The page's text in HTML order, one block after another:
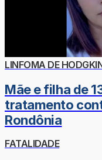
LINFOMA DE
Mãe e filha de
tratamento
Rondônia
FATALIDADE